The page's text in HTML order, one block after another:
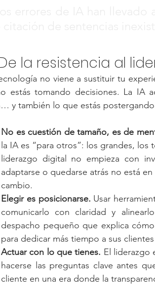
la resistencia al
no viene a sustituir tu
estás tomando decisiones. La IA
y también lo que estás
No es cuestión de tamaño, es de
la IA es “para otros”: los grandes,
liderazgo digital no empieza con
adaptarse o quedarse atrás no está
cambio.
Elegir es posicionarse. Usar
comunicarlo con claridad y
despacho pequeño que explica
para dedicar más tiempo a sus
Actuar con lo que tienes. El liderazgo
hacerse las preguntas clave antes
cliente en una era donde la